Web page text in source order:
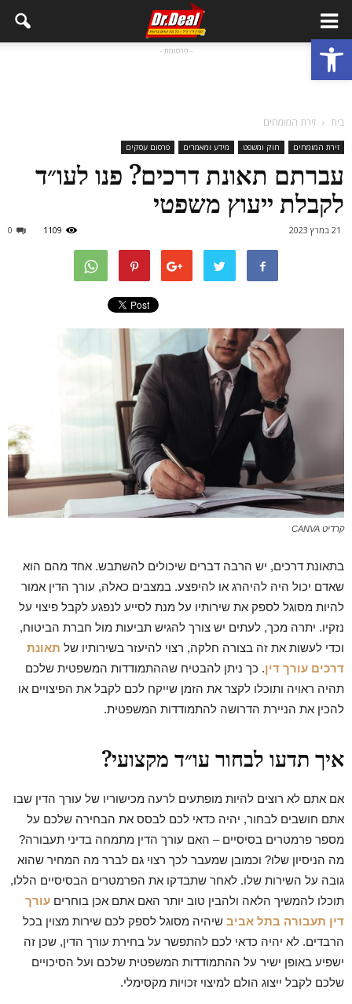
פתח סרגל נגישות - פרסומת -
בית זירת המומחים
זירת המומחים חוק ומשפט מידע ומאמרים פרסום עסקים
עברתם תאונת דרכים? פנו לעו״ד
לקבלת ייעוץ משפטי
21 במרץ 2023 0 1109
קרדיט CANVA
בתאונת דרכים, יש הרבה דברים שיכולים להשתבש. אחד מהם הוא
שאדם יכול היה להיהרג או להיפצע. במצבים כאלה, עורך הדין אמור
להיות מסוגל לספק את שירותיו על מנת לסייע לנפגע לקבל פיצוי על
נזקיו. יתרה מכך, לעתים יש צורך להגיש תביעות מול חברת הביטוח,
וכדי לעשות את זה בצורה חלקה, רצוי להיעזר בשירותיו של תאונת
דרכים עורך דין. כך ניתן להבטיח שההתמודדות המשפטית שלכם
תהיה ראויה ותוכלו לקצר את הזמן שייקח לכם לקבל את הפיצויים או
להכין את הניירת הדרושה להתמודדות המשפטית.
איך תדעו לבחור עו״ד מקצועי?
אם אתם לא רוצים להיות מופתעים לרעה מכישוריו של עורך הדין שבו
אתם חושבים לבחור, יהיה כדאי לכם לבסס את הבחירה שלכם על
מספר פרמטרים בסיסיים – האם עורך הדין מתמחה בדיני תעבורה?
מה הניסיון שלו? וכמובן שמעבר לכך רצוי גם לברר מה המחיר שהוא
גובה על השירות שלו. לאחר שתבדקו את הפרמטרים הבסיסיים הללו,
תוכלו להמשיך הלאה ולהבין טוב יותר האם אתם אכן בוחרים עורך
דין תעבורה בתל אביב שיהיה מסוגל לספק לכם שירות מצוין בכל
הרבדים. לא יהיה כדאי לכם להתפשר על בחירת עורך הדין, שכן זה
ישפיע באופן ישיר על ההתמודדות המשפטית שלכם ועל הסיכויים
שלכם לקבל ייצוג הולם למיצוי זכויות מקסימלי.